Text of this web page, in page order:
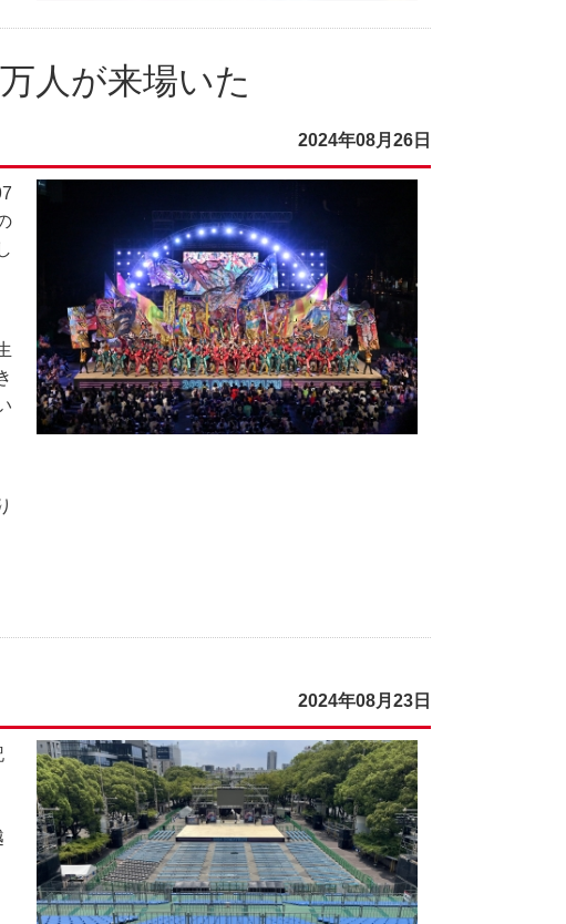
人が来場いた
2024年08月26日
2024年08月23日